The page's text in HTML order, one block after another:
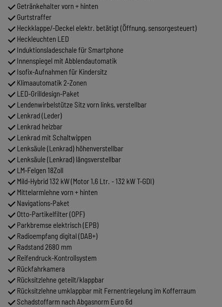
Getränkehalter vorn + hinten
Gurtstraffer
Heckklappe/-Deckel elektr. betätigt (Öffnung, sensorgesteuert)
Heckleuchten LED
Induktionsladeschale für Smartphone
Innenspiegel mit Abblendautomatik
Isofix-Aufnahmen für Kindersitz
Klimaautomatik 2-Zonen
LED-Grilldesign-Paket
Lendenwirbelstütze Sitz vorn links, verstellbar
Lenkrad (Leder)
Lenkrad heizbar
Lenkrad mit Schaltwippen
Lenksäule (Lenkrad) höhenverstellbar
Lenksäule (Lenkrad) längsverstellbar
LM-Felgen 18Zoll
Mild-Hybrid 132 kW (Motor 1,6 Ltr. - 132 kW T-GDI)
Mittelarmlehne vorn + hinten
Navigations-Paket
Otto-Partikelfilter (OPF)
Parkbremse elektrisch (EPB)
Radioempfang digital (DAB+)
Radstand 2680 mm
Reifendruck-Kontrollsystem
Rückfahrkamera
Rücksitzlehne geteilt/klappbar
Rücksitzlehne umklappbar mit Fernentriegelung im Kofferraum
Schadstoffarm nach Abgasnorm Euro 6d